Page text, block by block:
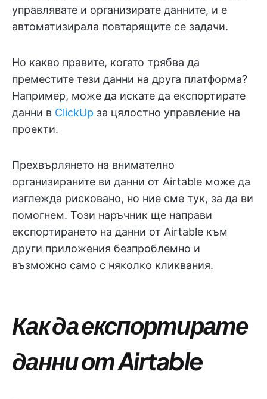
управлявате и организирате данните, и е
автоматизирала повтарящите се задачи.
Но какво правите, когато трябва да
преместите тези данни на друга платформа?
Например, може да искате да експортирате
данни в ClickUp за цялостно управление на
проекти.
Прехвърлянето на внимателно
организираните ви данни от Airtable може да
изглежда рисковано, но ние сме тук, за да ви
помогнем. Този наръчник ще направи
експортирането на данни от Airtable към
други приложения безпроблемно и
възможно само с няколко кликвания.
Как да експортирате
данни от Airtable